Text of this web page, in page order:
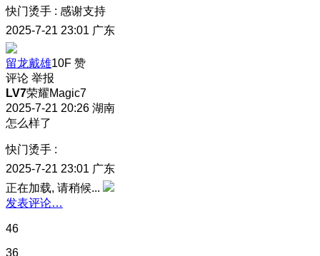
快门烫手 : 感谢支持
2025-7-21 23:01 广东
留龙戴雄10F 赞
评论 举报
LV7荣耀Magic7
2025-7-21 20:26 湖南
怎么样了
快门烫手 :
2025-7-21 23:01 广东
正在加载, 请稍候...
发表评论…
46
36